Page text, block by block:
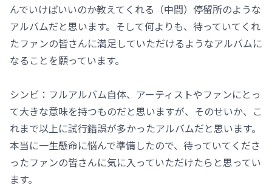
んでいけばいいのか教えてくれる（中間）停留所のような
アルバムだと思います。そして何よりも、待っていてくれ
たファンの皆さんに満足していただけるようなアルバムに
なることを願っています。
シンビ：フルアルバム自体、アーティストやファンにとっ
て大きな意味を持つものだと思いますが、そのせいか、こ
れまで以上に試行錯誤が多かったアルバムだと思います。
本当に一生懸命に悩んで準備したので、待っていてくださ
ったファンの皆さんに気に入っていただけたらと思ってい
ます。